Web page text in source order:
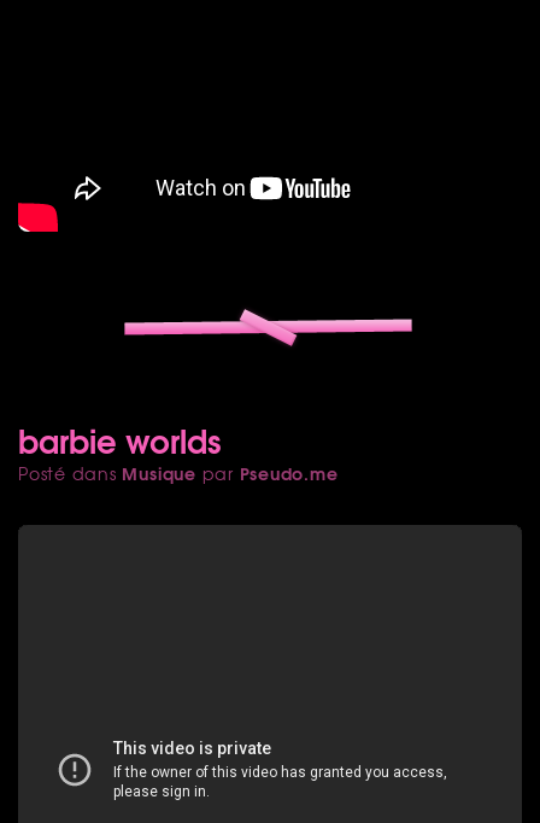
barbie worlds
Posté dans Musique par Pseudo.me